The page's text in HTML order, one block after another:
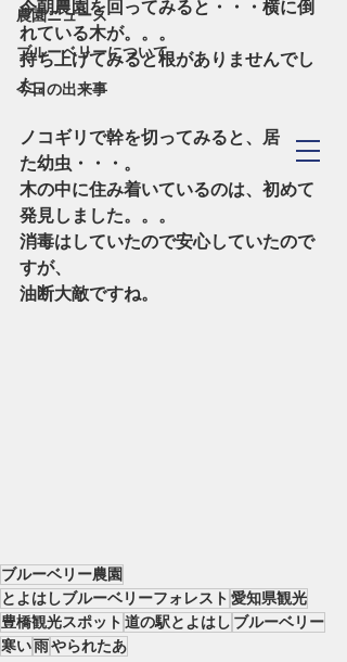
TOYOHASHI
​Blueberry Forest
農園ニュース
ブルーベリーについて
今日の出来事
今朝農園を回ってみると・・・横に倒
れている木が。。。
持ち上げてみると根がありませんでし
た。
ノコギリで幹を切ってみると、居まし
た幼虫・・・。
木の中に住み着いているのは、初めて
発見しました。。。
消毒はしていたので安心していたので
すが、
油断大敵ですね。
ブルーベリー農園
とよはしブルーベリーフォレスト 愛知県観光
豊橋観光スポット 道の駅とよはし ブルーベリー
寒い雨やられたあ